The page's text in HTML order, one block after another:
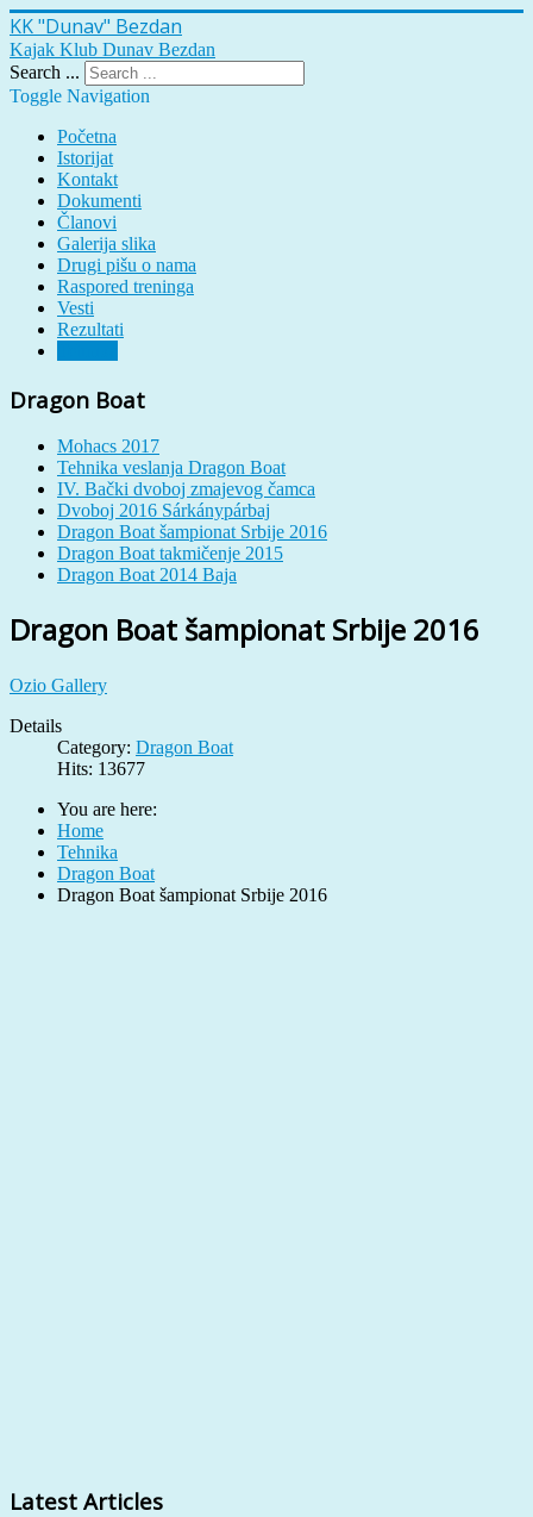
KK "Dunav" Bezdan
Kajak Klub Dunav Bezdan
Search ...
Toggle Navigation
Početna
Istorijat
Kontakt
Dokumenti
Članovi
Galerija slika
Drugi pišu o nama
Raspored treninga
Vesti
Rezultati
Dragon Boat
Mohacs 2017
Tehnika veslanja Dragon Boat
IV. Bački dvoboj zmajevog čamca
Dvoboj 2016 Sárkánypárbaj
Dragon Boat šampionat Srbije 2016
Dragon Boat takmičenje 2015
Dragon Boat 2014 Baja
Dragon Boat šampionat Srbije 2016
Ozio Gallery
Details
Category: Dragon Boat
Hits: 13677
You are here:
Home
Tehnika
Dragon Boat
Dragon Boat šampionat Srbije 2016
Latest Articles